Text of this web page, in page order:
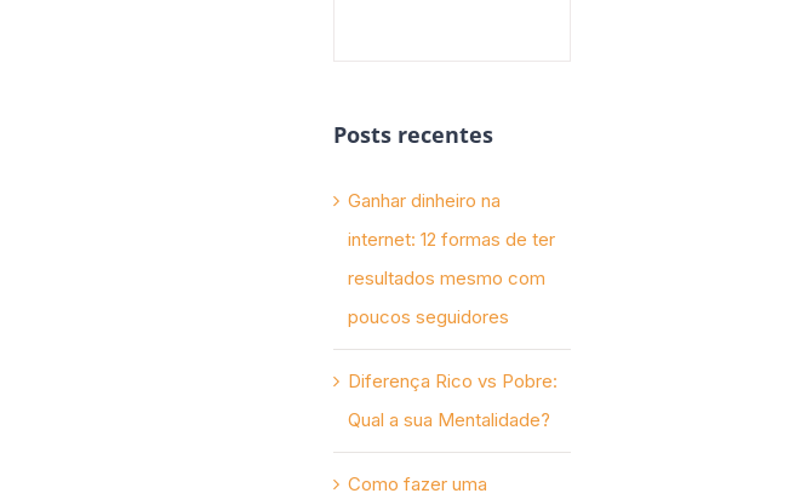
Posts recentes
Ganhar dinheiro na
internet: 12 formas de ter
resultados mesmo com
poucos seguidores
Diferença Rico vs Pobre:
Qual a sua Mentalidade?
Como fazer uma